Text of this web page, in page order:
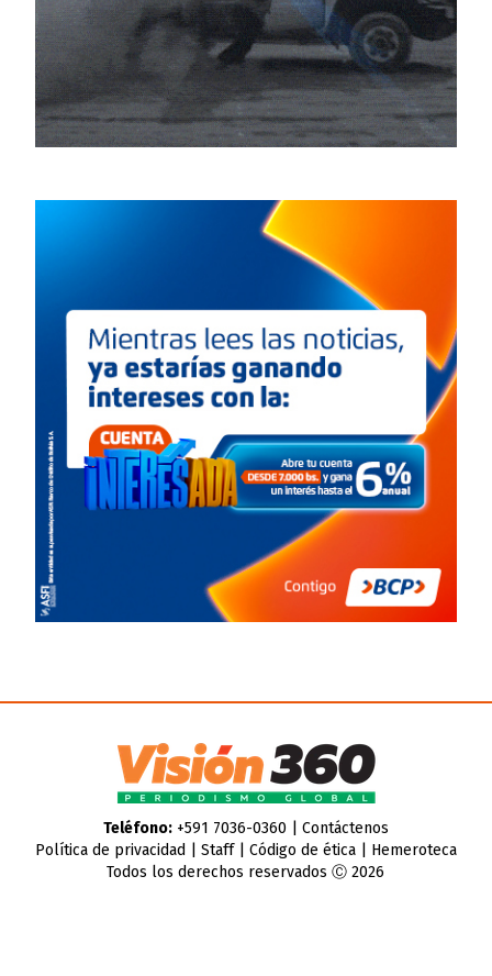
Teléfono:+591 7036-0360 | Contáctenos
Política de privacidad
Staff| Código de ética| Hemeroteca
Todos los derechos reservados Ⓒ 2026